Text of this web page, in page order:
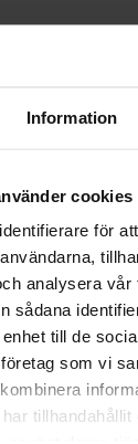
Information
cookies
för
analysera vår
sådana
till de
som vi
tillhandahållit
XL 2.5kg